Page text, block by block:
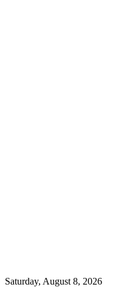
Saturday, August 8, 2026